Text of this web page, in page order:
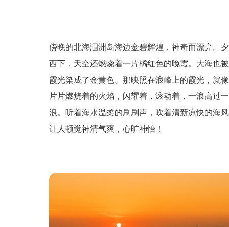
傍晚的北海涠洲岛海边金碧辉煌，神奇而漂亮。
西下，天空还燃烧着一片橘红色的晚霞。大海也
霞光染成了金黄色。那映照在浪峰上的霞光，就
片片燃烧着的火焰，闪耀着，滚动着，一浪高过一
浪。听着海水温柔的刷刷声，吹着清新凉快的海
让人顿觉神清气爽，心旷神怡！